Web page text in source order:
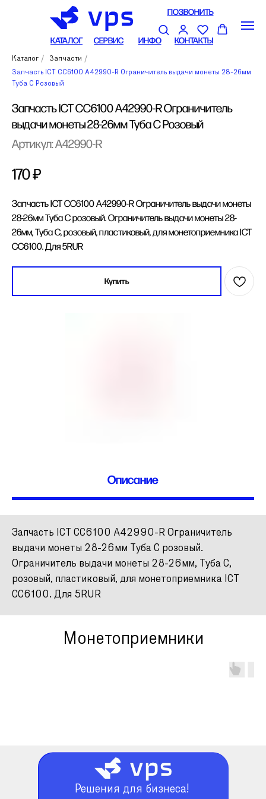
КАТАЛОГ СЕРВИС КОНТАКТЫ
ИНФО
ПОЗВОНИТЬ
Каталог / Запчасти /
Запчасть ICT CC6100 A42990-R Ограничитель выдачи монеты 28-26мм
Туба С Розовый
Запчасть ICT CC6100 A42990-R Ограничитель
выдачи монеты 28-26мм Туба С Розовый
Артикул:A42990-R
170₽
Запчасть ICT CC6100 A42990-R Ограничитель выдачи монеты
28-26мм Туба С розовый. Ограничитель выдачи монеты 28-
26мм, Туба С, розовый, пластиковый, для монетоприемника ICT
CC6100. Для 5RUR
Купить
Описание
Запчасть ICT CC6100 A42990-R Ограничитель
выдачи монеты 28-26мм Туба С розовый.
Ограничитель выдачи монеты 28-26мм, Туба С,
розовый, пластиковый, для монетоприемника ICT
CC6100. Для 5RUR
Монетоприемники
Решения для бизнеса!